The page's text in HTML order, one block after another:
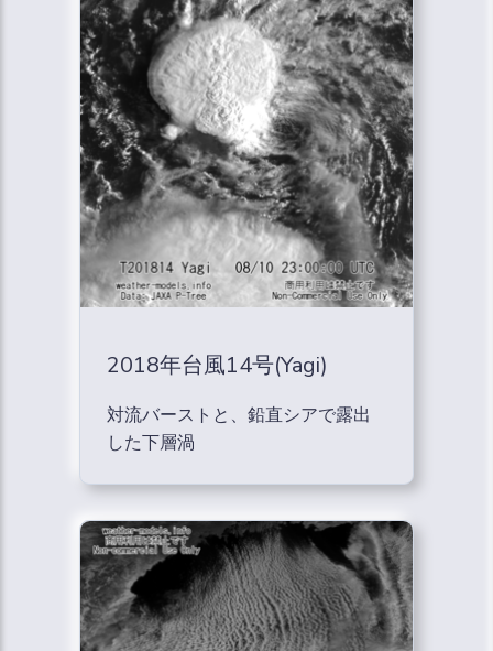
2018年台風14号(Yagi)
対流バーストと、鉛直シアで露出
した下層渦